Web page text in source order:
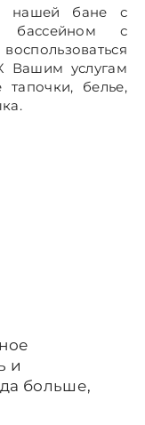
нашей бане с
бассейном с
Вашим услугам
тапочки, белье,
и
больше,